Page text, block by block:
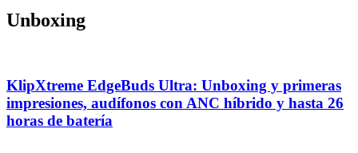
Unboxing
KlipXtreme EdgeBuds Ultra: Unboxing y primeras
impresiones, audífonos con ANC híbrido y hasta 26
horas de batería